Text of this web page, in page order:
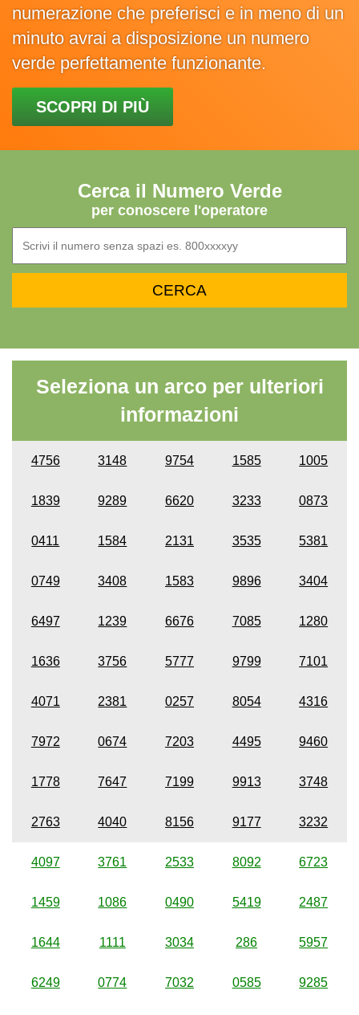
numerazione che preferisci e in meno di un
minuto avrai a disposizione un numero
verde perfettamente funzionante.
SCOPRI DI PIÙ
Cerca il Numero Verde
per conoscere l'operatore
Seleziona un arco per ulteriori
informazioni
4756 3148 9754 1585 1005
1839 9289 6620 3233 0873
0411 1584 2131 3535 5381
0749 3408 1583 9896 3404
6497 1239 6676 7085 1280
1636 3756 5777 9799 7101
4071 2381 0257 8054 4316
7972 0674 7203 4495 9460
1778 7647 7199 9913 3748
2763 4040 8156 9177 3232
4097 3761 2533 8092 6723
1459 1086 0490 5419 2487
1644 1111 3034 286 5957
6249 0774 7032 0585 9285